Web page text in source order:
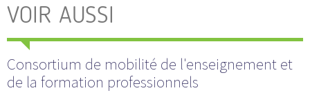
VOIR AUSSI
Consortium de mobilité de l'enseignement et
de la formation professionnels